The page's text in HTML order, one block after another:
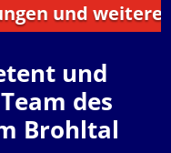
weitere
und
des
Brohltal